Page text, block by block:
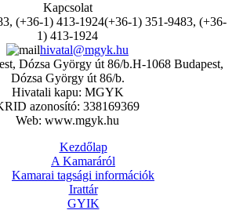
Kapcsolat
(+36-1) 351-9483, (+36-
1) 413-1924
hivatal@mgyk.hu
H-1068 Budapest,
Dózsa György út 86/b.
Hivatali kapu: MGYK
azonosító: 338169369
Web: www.mgyk.hu
Kezdőlap
A Kamaráról
Kamarai tagsági információk
Irattár
GYIK